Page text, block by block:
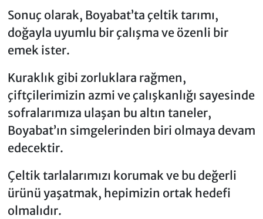
Sonuç olarak, Boyabat’ta çeltik tarımı,
doğayla uyumlu bir çalışma ve özenli bir
emek ister.
Kuraklık gibi zorluklara rağmen,
çiftçilerimizin azmi ve çalışkanlığı sayesinde
sofralarımıza ulaşan bu altın taneler,
Boyabat’ın simgelerinden biri olmaya devam
edecektir.
Çeltik tarlalarımızı korumak ve bu değerli
ürünü yaşatmak, hepimizin ortak hedefi
olmalıdır.